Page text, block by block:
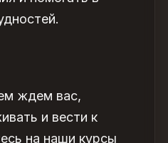
ждем вас,
и вести к
на наши курсы